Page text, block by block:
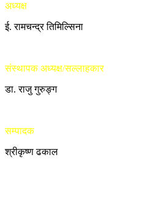
अध्यक्ष
ई. रामचन्द्र तिमिल्सिना
संस्थापक अध्यक्ष/सल्लाहकार
डा. राजु गुरुङ्ग
सम्पादक
श्रीकृष्ण ढकाल